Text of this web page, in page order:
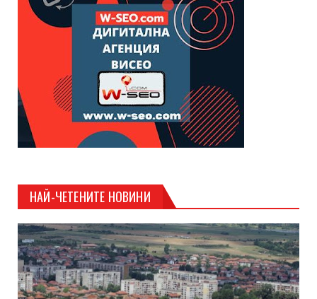
НАЙ-ЧЕТЕНИТЕ НОВИНИ